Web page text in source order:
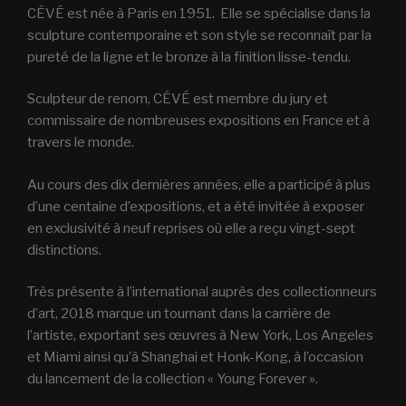
CÉVÉ est née à Paris en 1951. Elle se spécialise dans la
sculpture contemporaine et son style se reconnaît par la
pureté de la ligne et le bronze à la finition lisse-tendu.
Sculpteur de renom, CÉVÉ est membre du jury et
commissaire de nombreuses expositions en France et à
travers le monde.
Au cours des dix dernières années, elle a participé à plus
d’une centaine d’expositions, et a été invitée à exposer
en exclusivité à neuf reprises où elle a reçu vingt-sept
distinctions.
Très présente à l’international auprès des collectionneurs
d’art, 2018 marque un tournant dans la carrière de
l’artiste, exportant ses œuvres à New York, Los Angeles
et Miami ainsi qu’à Shanghai et Honk-Kong, à l’occasion
du lancement de la collection « Young Forever ».